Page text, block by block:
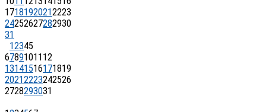
17181920212223
24252627282930
31
12345
67891011 12
13141516171819
20212223242526
2728293031